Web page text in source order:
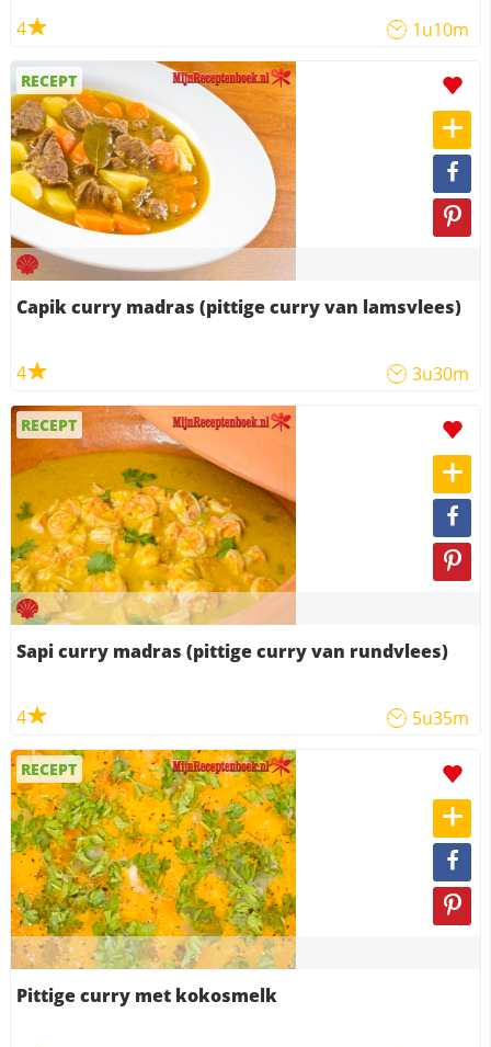
4 1u10m
RECEPT
Capik curry madras (pittige curry van lamsvlees)
4 3u30m
RECEPT
Sapi curry madras (pittige curry van rundvlees)
4 5u35m
RECEPT
Pittige curry met kokosmelk